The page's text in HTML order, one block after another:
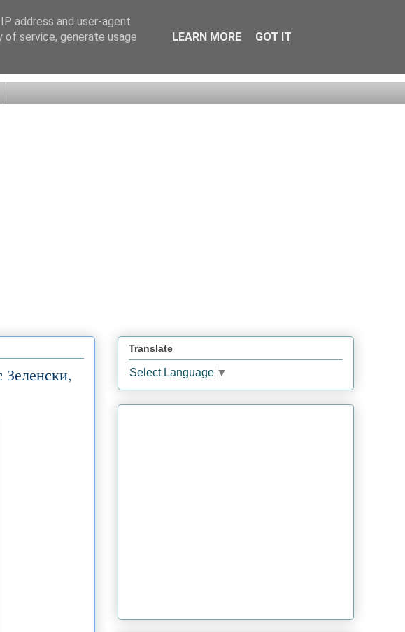
Translate
Select Language ▼
address and user-agent
of service, generate usage
LEARN MORE GOT IT